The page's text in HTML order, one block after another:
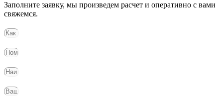
Заполните заявку, мы произведем расчет и оперативно с вами
свяжемся.